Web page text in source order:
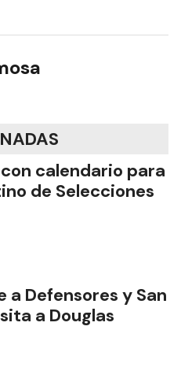
calendario para
de Selecciones
a Defensores y San
a Douglas